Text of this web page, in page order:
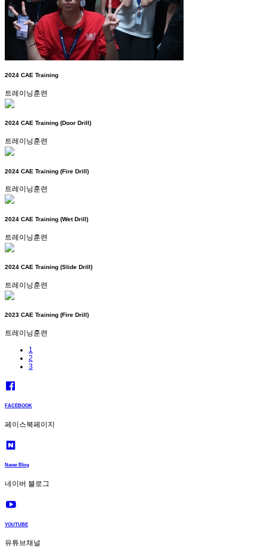
2024 CAE Training
트레이닝훈련
2024 CAE Training (Door Drill)
트레이닝훈련
2024 CAE Training (Fire Drill)
트레이닝훈련
2024 CAE Training (Wet Drill)
트레이닝훈련
2024 CAE Training (Slide Drill)
트레이닝훈련
2023 CAE Training (Fire Drill)
트레이닝훈련
1
2
3
FACEBOOK
페이스북페이지
Naver Blog
네이버 블로그
YOUTUBE
유튜브채널